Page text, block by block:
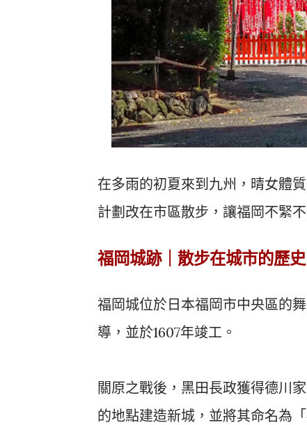
在多雨的初夏來到九州，晴女體
計劃改在市區散步，讓福岡不緊
福岡城跡｜散步在城市的歷
福岡城位於日本福岡市中央區的
導，並於1607年竣工。
關原之戰後，黑田長政獲得德川
的地點建造新城，並將其命名為